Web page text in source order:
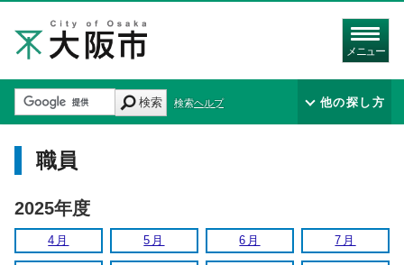
メニュー
検索 検索ヘルプ 他の探し方
職員
2025年度
4月 5月 6月 7月